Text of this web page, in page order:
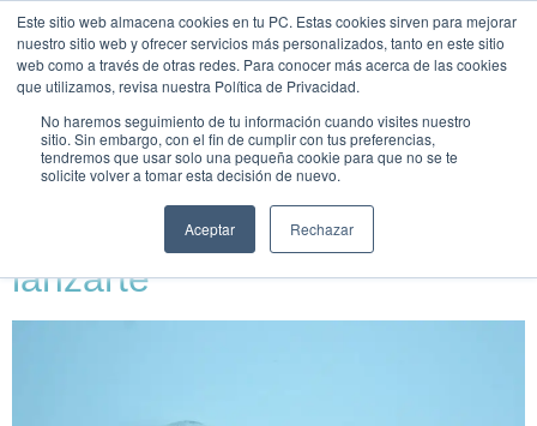
Este sitio web almacena cookies en tu PC. Estas cookies sirven para mejorar
nuestro sitio web y ofrecer servicios más personalizados, tanto en este sitio
web como a través de otras redes. Para conocer más acerca de las cookies
que utilizamos, revisa nuestra Política de Privacidad.
No haremos seguimiento de tu información cuando visites nuestro
sitio. Sin embargo, con el fin de cumplir con tus preferencias,
tendremos que usar solo una pequeña cookie para que no se te
solicite volver a tomar esta decisión de nuevo.
Aceptar Rechazar
UNEIX-
TE
Etiqueta:Formación
Formación en Gestión
Energética: 4 motivos para
lanzarte